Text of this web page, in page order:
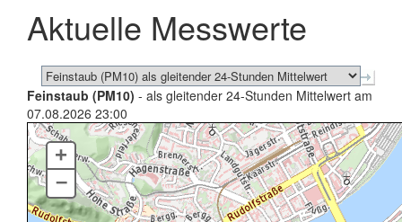
schließen
Aktuelle Messwerte
Feinstaub (PM10) - als gleitender 24-Stunden Mittelwert am
07.08.2026 23:00
+
–